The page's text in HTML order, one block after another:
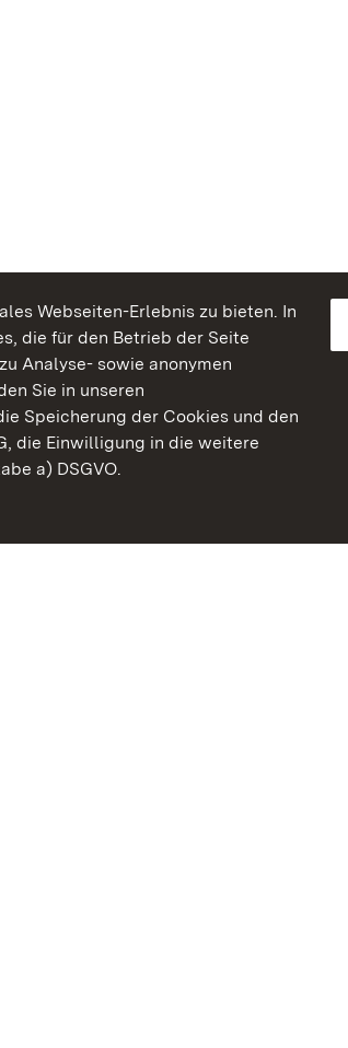
Webseiten-Erlebnis zu bieten. In
die für den Betrieb der Seite
Analyse- sowie anonymen
Sie in unseren
Speicherung der Cookies und den
die Einwilligung in die weitere
a) DSGVO.